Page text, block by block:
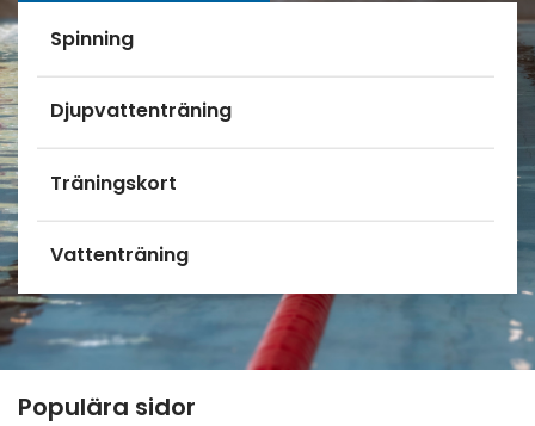
Undersidor meny
Spinning
Djupvattenträning
Träningskort
Vattenträning
Populära sidor